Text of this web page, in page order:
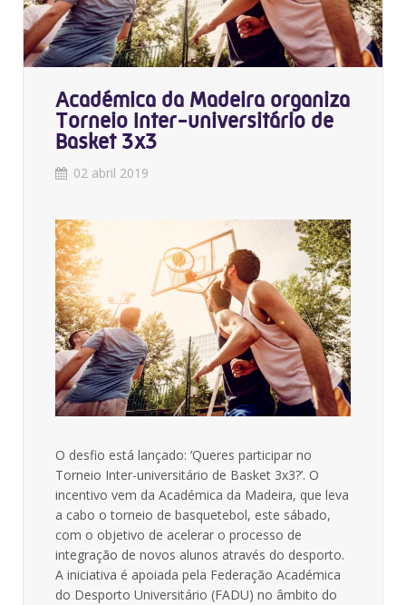
Académica da Madeira organiza
Torneio Inter-universitário de
Basket 3x3
02 abril 2019
O desfio está lançado: ‘Queres participar no
Torneio Inter-universitário de Basket 3x3?’. O
incentivo vem da Académica da Madeira, que leva
a cabo o torneio de basquetebol, este sábado,
com o objetivo de acelerar o processo de
integração de novos alunos através do desporto.
A iniciativa é apoiada pela Federação Académica
do Desporto Universitário (FADU) no âmbito do